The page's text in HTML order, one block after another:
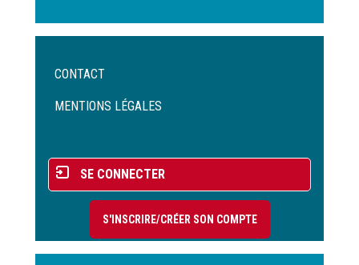
Menu
de
CONTACT
MENTIONS LÉGALES
Menu
du
compte
l'utilisateur
SE CONNECTER
S'INSCRIRE/CRÉER SON COMPTE